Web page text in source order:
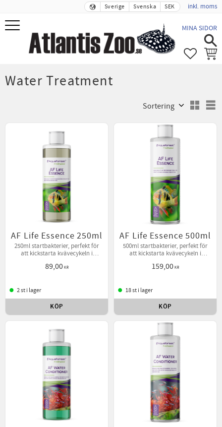
Meny
Sverige Svenska SEK inkl. moms
MINA SIDOR
Water Treatment
AF Life Essence 250ml
250ml startbakterier, perfekt för
att kickstarta kvävecykeln i
veckor.
89,00KR
2 st i lager
KÖP
AF Life Essence 500ml
500ml startbakterier, perfekt för
att kickstarta kvävecykeln i
veckor.
159,00KR
18 st i lager
KÖP